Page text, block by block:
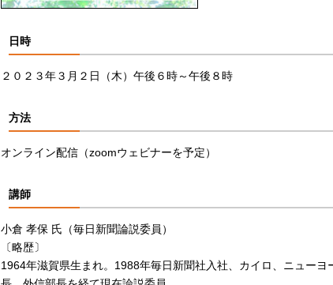
日時
２０２３年３月２日（木）午後６時～午後８時
方法
オンライン配信（zoomウェビナーを予定）
講師
小倉 孝保 氏（毎日新聞論説委員）
〔略歴〕
1964年滋賀県生まれ。1988年毎日新聞社入社、カイロ、ニューヨ